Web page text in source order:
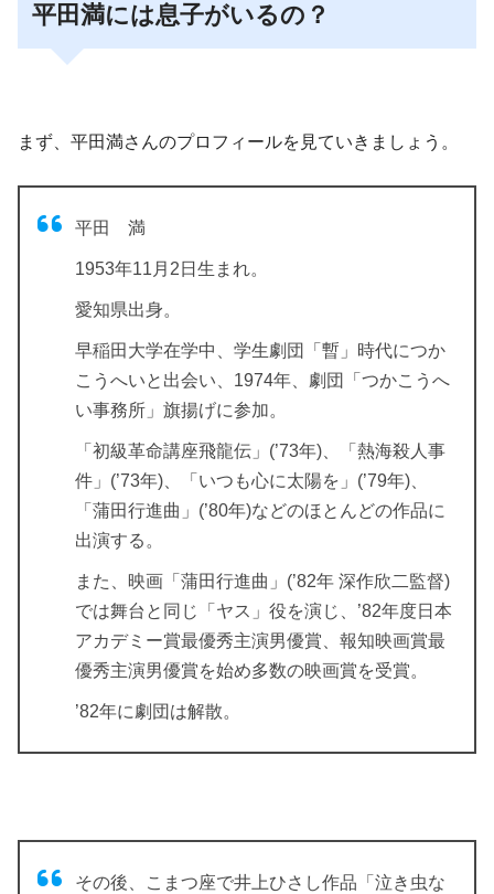
平田満には息子がいるの？
まず、平田満さんのプロフィールを見ていきましょう。
平田 満
1953年11月2日生まれ。
愛知県出身。
早稲田大学在学中、学生劇団「暫」時代につか
こうへいと出会い、1974年、劇団「つかこうへ
い事務所」旗揚げに参加。
「初級革命講座飛龍伝」(’73年)、「熱海殺人事
件」(’73年)、「いつも心に太陽を」(’79年)、
「蒲田行進曲」(’80年)などのほとんどの作品に
出演する。
また、映画「蒲田行進曲」(’82年 深作欣二監督)
では舞台と同じ「ヤス」役を演じ、’82年度日本
アカデミー賞最優秀主演男優賞、報知映画賞最
優秀主演男優賞を始め多数の映画賞を受賞。
’82年に劇団は解散。
その後、こまつ座で井上ひさし作品「泣き虫な